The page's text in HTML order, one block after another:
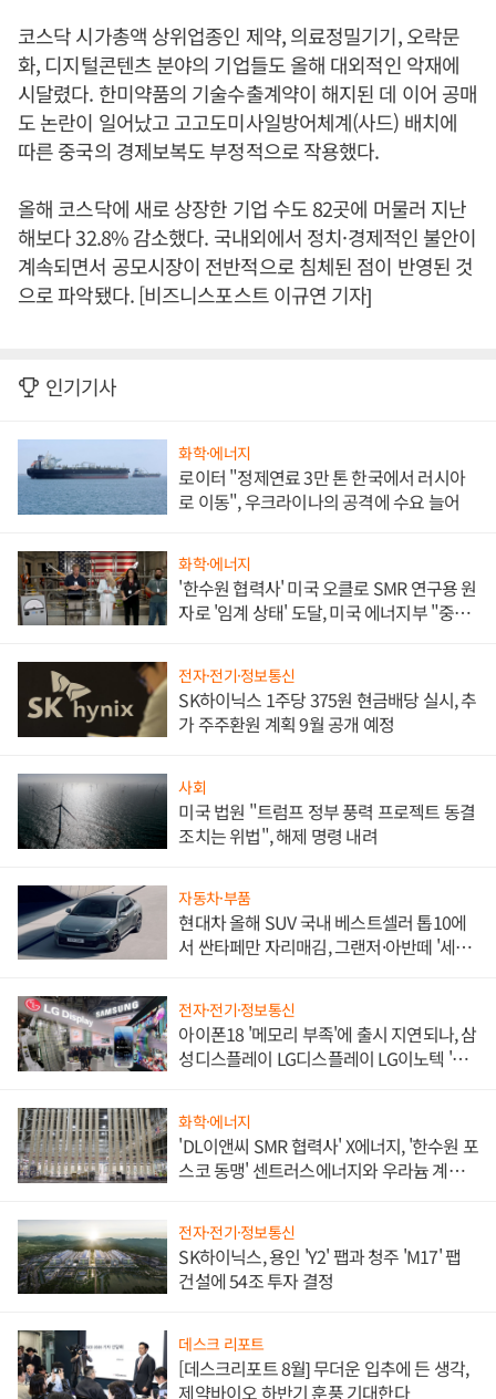
코스닥 시가총액 상위업종인 제약, 의료정밀기기, 오락문
화, 디지털콘텐츠 분야의 기업들도 올해 대외적인 악재에
시달렸다. 한미약품의 기술수출계약이 해지된 데 이어 공매
도 논란이 일어났고 고고도미사일방어체계(사드) 배치에
따른 중국의 경제보복도 부정적으로 작용했다.
올해 코스닥에 새로 상장한 기업 수도 82곳에 머물러 지난
해보다 32.8% 감소했다. 국내외에서 정치·경제적인 불안이
계속되면서 공모시장이 전반적으로 침체된 점이 반영된 것
으로 파악됐다. [비즈니스포스트 이규연 기자]
인기기사
화학·에너지
로이터 "정제연료 3만 톤 한국에서 러시아
로 이동", 우크라이나의 공격에 수요 늘어
화학·에너지
'한수원 협력사' 미국 오클로 SMR 연구용 원
자로 '임계 상태' 도달, 미국 에너지부 "중요
전자·전기·정보통신
SK하이닉스 1주당 375원 현금배당 실시, 추
가 주주환원 계획 9월 공개 예정
사회
미국 법원 "트럼프 정부 풍력 프로젝트 동결
조치는 위법", 해제 명령 내려
자동차·부품
현대차 올해 SUV 국내 베스트셀러 톱10에
서 싼타페만 자리매김, 그랜저·아반떼 '세단
전자·전기·정보통신
아이폰18 '메모리 부족'에 출시 지연되나, 삼
성디스플레이 LG디스플레이 LG이노텍 '탈
화학·에너지
'DL이앤씨 SMR 협력사' X에너지, '한수원 포
스코 동맹' 센트러스에너지와 우라늄 계약
전자·전기·정보통신
SK하이닉스, 용인 'Y2' 팹과 청주 'M17' 팹
건설에 54조 투자 결정
데스크 리포트
[데스크리포트 8월] 무더운 입추에 든 생각,
제약바이오 하반기 훈풍 기대한다